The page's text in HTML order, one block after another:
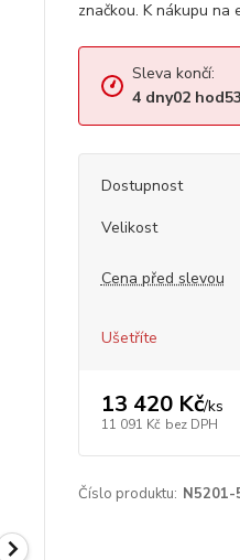
značkou. K nákupu na
Sleva končí:
4 dny02hod53
Dostupnost
Velikost
Cena před slevou
Ušetříte
13 420 Kč/ks
11 091 Kč bez DPH
Číslo produktu: N5201-